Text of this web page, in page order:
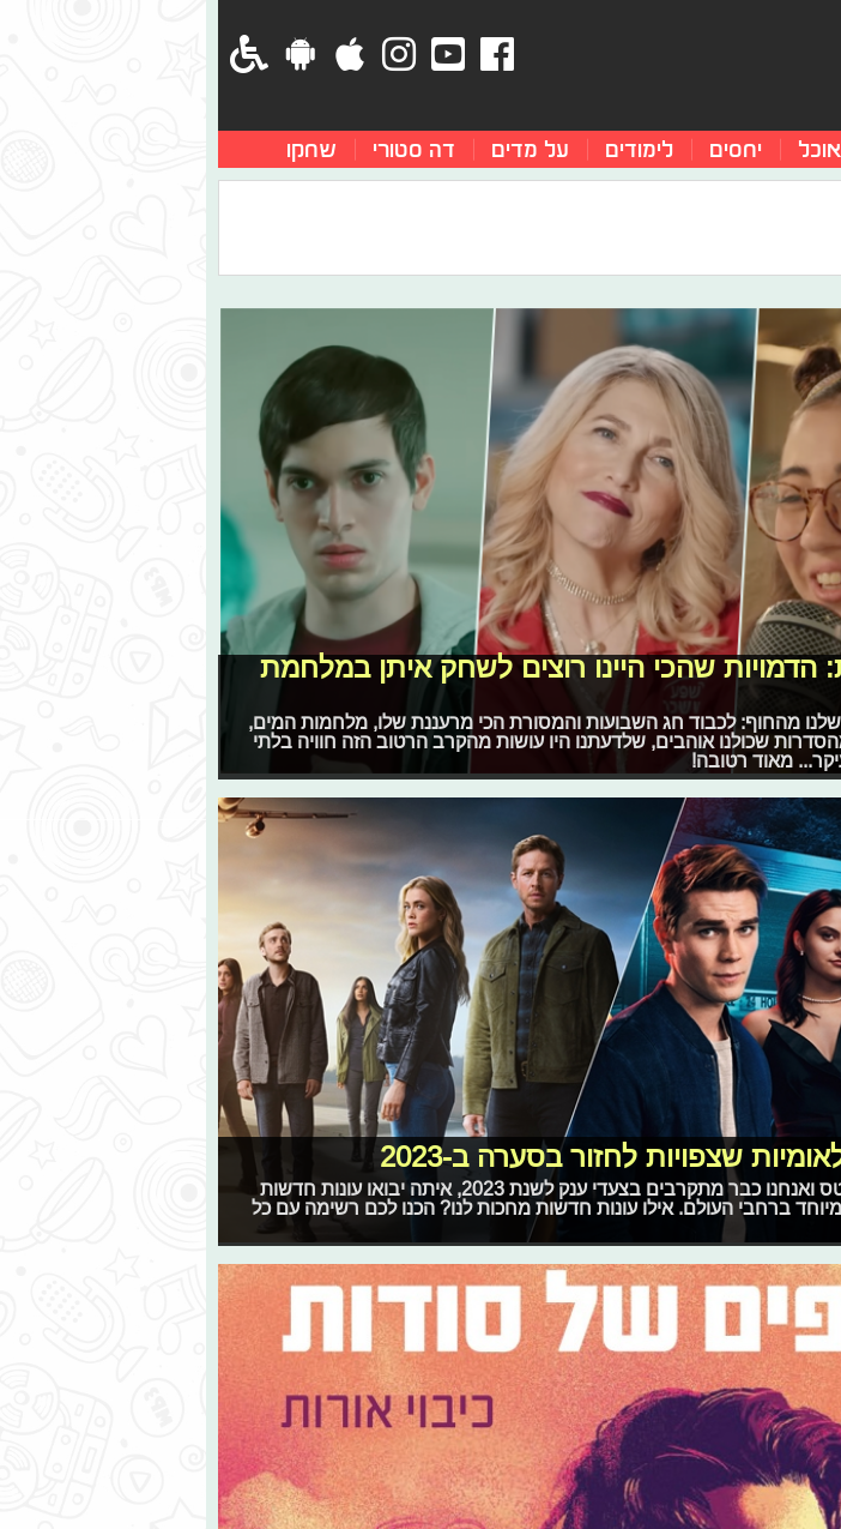
אוכל יחסים לימודים על מדים דה סטורי שחקו
הדמויות שהכי היינו רוצים לשחק איתן במלחמת
מהחוף: לכבוד חג השבועות והמסורת הכי מרעננת שלו, מלחמות המים,
שכולנו אוהבים, שלדעתנו היו עושות מהקרב הרטוב הזה חוויה בלתי
מאוד רטובה!
שצפויות לחזור בסערה ב-2023
לא ייאמן איך שהזמן טס ואנחנו כבר מתקרבים בצעדי ענק לשנת 2023, איתה יבואו עונות חדשות
ברחבי העולם. אילו עונות חדשות מחכות לנו? הכנו לכם רשימה עם כל